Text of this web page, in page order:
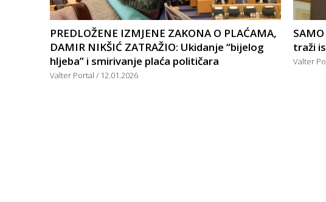
PREDLOŽENE IZMJENE ZAKONA O PLAĆAMA,
DAMIR NIKŠIĆ ZATRAŽIO: Ukidanje “bijelog
hljeba” i smirivanje plaća političara
Valter Portal 12.01.2026
traži
Valter